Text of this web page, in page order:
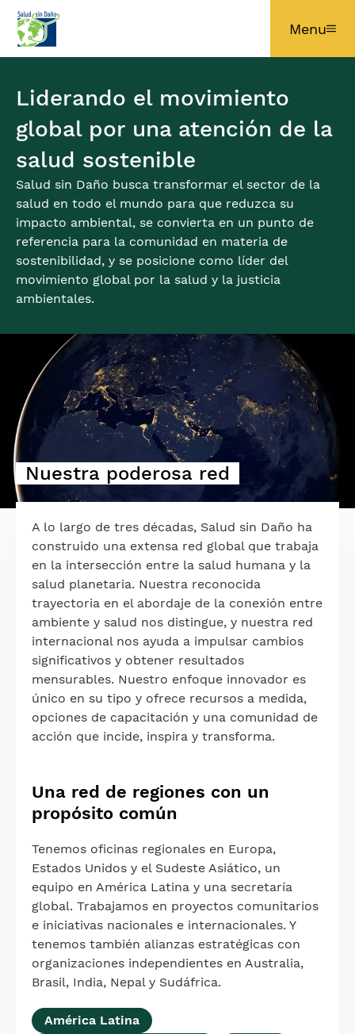
Pasar al contenido principal
Menu
Liderando el movimiento
global por una atención de la
salud sostenible
Salud sin Daño busca transformar el sector de la
salud en todo el mundo para que reduzca su
impacto ambiental, se convierta en un punto de
referencia para la comunidad en materia de
sostenibilidad, y se posicione como líder del
movimiento global por la salud y la justicia
ambientales.
Nuestra poderosa red
A lo largo de tres décadas, Salud sin Daño ha
construido una extensa red global que trabaja
en la intersección entre la salud humana y la
salud planetaria. Nuestra reconocida
trayectoria en el abordaje de la conexión entre
ambiente y salud nos distingue, y nuestra red
internacional nos ayuda a impulsar cambios
significativos y obtener resultados
mensurables. Nuestro enfoque innovador es
único en su tipo y ofrece recursos a medida,
opciones de capacitación y una comunidad de
acción que incide, inspira y transforma.
Una red de regiones con un
propósito común
Tenemos oficinas regionales en Europa,
Estados Unidos y el Sudeste Asiático, un
equipo en América Latina y una secretaría
global. Trabajamos en proyectos comunitarios
e iniciativas nacionales e internacionales. Y
tenemos también alianzas estratégicas con
organizaciones independientes en Australia,
Brasil, India, Nepal y Sudáfrica.
América Latina